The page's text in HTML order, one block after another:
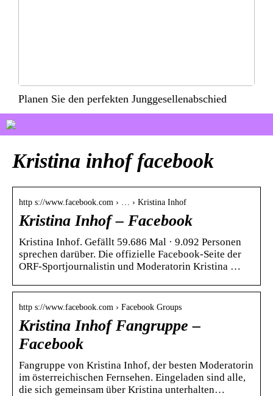
Planen Sie den perfekten Junggesellenabschied
Kristina inhof facebook
http s://www.facebook.com › … › Kristina Inhof
Kristina Inhof – Facebook
Kristina Inhof. Gefällt 59.686 Mal · 9.092 Personen
sprechen darüber. Die offizielle Facebook-Seite der
ORF-Sportjournalistin und Moderatorin Kristina …
http s://www.facebook.com › Facebook Groups
Kristina Inhof Fangruppe –
Facebook
Fangruppe von Kristina Inhof, der besten Moderatorin
im österreichischen Fernsehen. Eingeladen sind alle,
die sich gemeinsam über Kristina unterhalten…